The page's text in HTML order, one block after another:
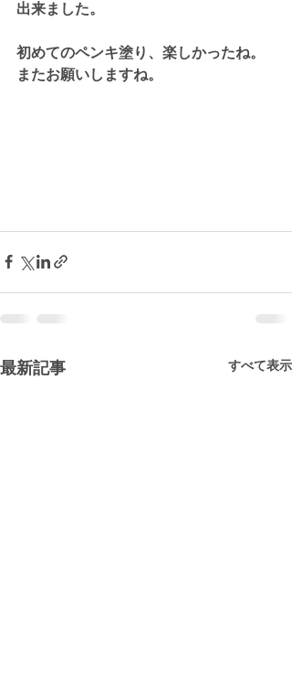
出来ました。
初めてのペンキ塗り、楽しかったね。
またお願いしますね。
最新記事 すべて表示